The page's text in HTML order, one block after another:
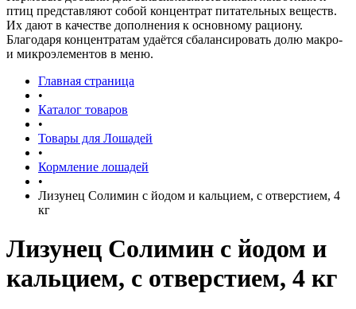
птиц представляют собой концентрат питательных веществ.
Их дают в качестве дополнения к основному рациону.
Благодаря концентратам удаётся сбалансировать долю макро-
и микроэлементов в меню.
Главная страница
•
Каталог товаров
•
Товары для Лошадей
•
Кормление лошадей
•
Лизунец Солимин с йодом и кальцием, с отверстием, 4
кг
Лизунец Солимин с йодом и
кальцием, с отверстием, 4 кг